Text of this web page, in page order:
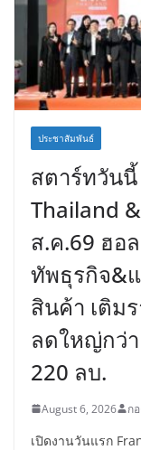
ประชาสัมพันธ์
สตาร์ทวันนี้
Thailand
ส.ค.69 ฮอ
ทัพธุรกิจ&
สินค้า เติม
ลดใหญ่กว่
220 ลบ.
August 6, 2026 ก
เปิดงานวันแรก